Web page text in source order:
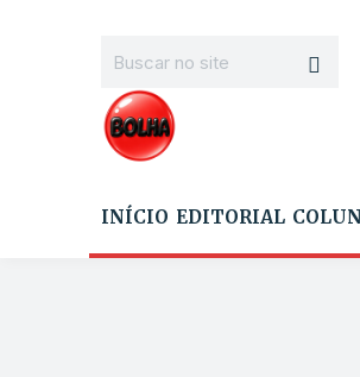
INÍCIO EDITORIAL